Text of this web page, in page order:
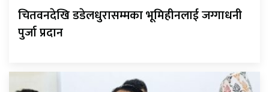
चितवनदेखि डडेलधुरासम्मका भूमिहीनलाई जग्गाधनी
पुर्जा प्रदान